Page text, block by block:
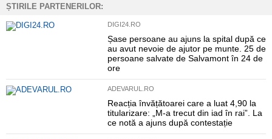
ȘTIRILE PARTENERILOR:
DIGI24.RO
Șase persoane au ajuns la spital după ce
au avut nevoie de ajutor pe munte. 25 de
persoane salvate de Salvamont în 24 de
ore
ADEVARUL.RO
Reacția învățătoarei care a luat 4,90 la
titularizare: „M-a trecut din iad în rai”. La
ce notă a ajuns după contestație